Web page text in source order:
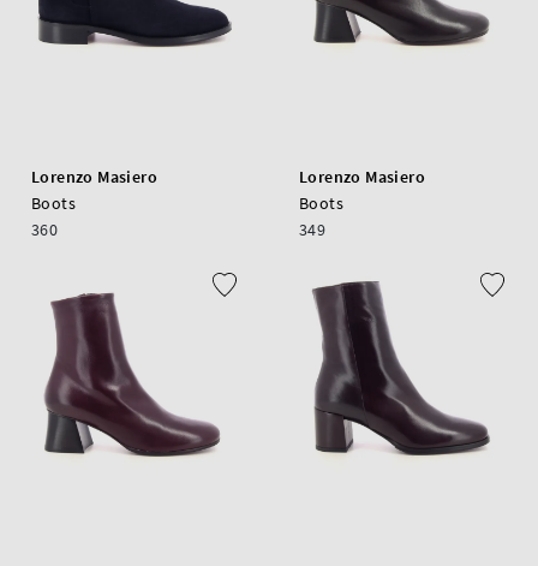
Lorenzo Masiero
Boots
360
Lorenzo Masiero
Boots
349